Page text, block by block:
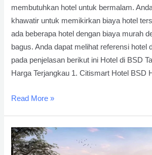
membutuhkan hotel untuk bermalam.
khawatir untuk memikirkan biaya hotel
ada beberapa hotel dengan biaya murah
bagus. Anda dapat melihat referensi hotel
pada penjelasan berikut ini Hotel di BSD
Harga Terjangkau 1. Citismart Hotel BSD
10
BSD
Tangerang
Read More »